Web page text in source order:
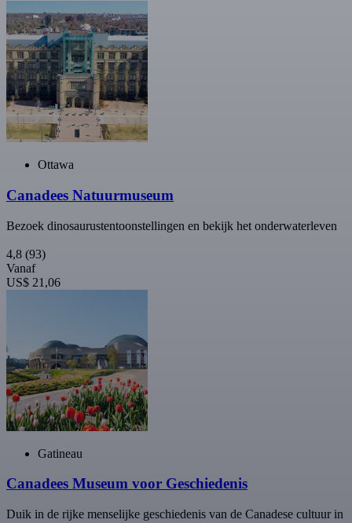
Ottawa
Canadees Natuurmuseum
Bezoek dinosaurustentoonstellingen en bekijk het onderwaterleven
4,8 (93)
Vanaf
US$ 21,06
Gatineau
Canadees Museum voor Geschiedenis
Duik in de rijke menselijke geschiedenis van de Canadese cultuur in